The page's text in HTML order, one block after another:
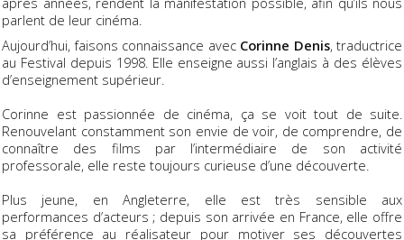
parlent de leur cinéma.
Aujourd’hui, faisons connaissance avec Corinne Denis, traductrice
au Festival depuis 1998. Elle enseigne aussi l’anglais à des élèves
d’enseignement supérieur.
Corinne est passionnée de cinéma, ça se voit tout de suite.
Renouvelant constamment son envie de voir, de comprendre, de
connaître des films par l’intermédiaire de son activité
professorale, elle reste toujours curieuse d’une découverte.
Plus jeune, en Angleterre, elle est très sensible aux
performances d’acteurs ; depuis son arrivée en France, elle offre
sa préférence au réalisateur pour motiver ses découvertes